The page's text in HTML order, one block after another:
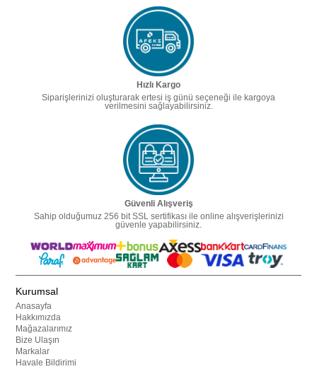
Hızlı Kargo
Siparişlerinizi oluşturarak ertesi iş günü seçeneği ile kargoya
verilmesini sağlayabilirsiniz.
Güvenli Alışveriş
Sahip olduğumuz 256 bit SSL sertifikası ile online alışverişlerinizi
güvenle yapabilirsiniz.
Kurumsal
Anasayfa
Hakkımızda
Mağazalarımız
Bize Ulaşın
Markalar
Havale Bildirimi